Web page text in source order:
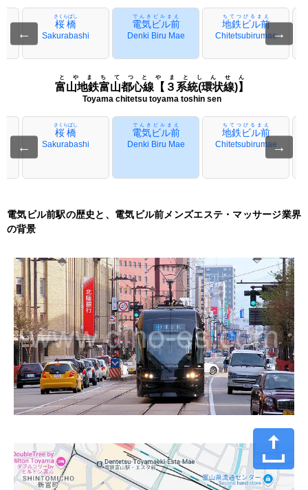
←
桜橋
さくらばし
Sakurabashi
電気ビル前
でんきビルまえ
Denki Biru Mae
地鉄ビル前
ちてつびるまえ
Chitetsubirumae→
富山地鉄富山都心線【３系統(環状線)】
とやまちてつとやまとしんせん
Toyama chitetsu toyama toshin sen
←
桜橋
さくらばし
Sakurabashi
電気ビル前
でんきビルまえ
Denki Biru Mae
地鉄ビル前
ちてつびるまえ
Chitetsubirumae→
電気ビル前駅の歴史と、電気ビル前メンズエステ・マッサージ業界
の背景